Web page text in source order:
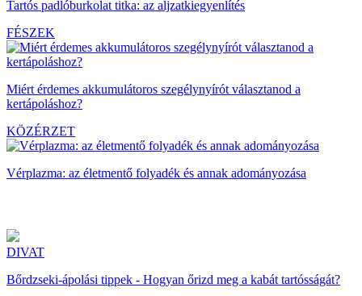
Tartós padlóburkolat titka: az aljzatkiegyenlítés
FÉSZEK
Miért érdemes akkumulátoros szegélynyírót választanod a
kertápoláshoz?
KÖZÉRZET
Vérplazma: az életmentő folyadék és annak adományozása
DIVAT
Bőrdzseki-ápolási tippek - Hogyan őrizd meg a kabát tartósságát?